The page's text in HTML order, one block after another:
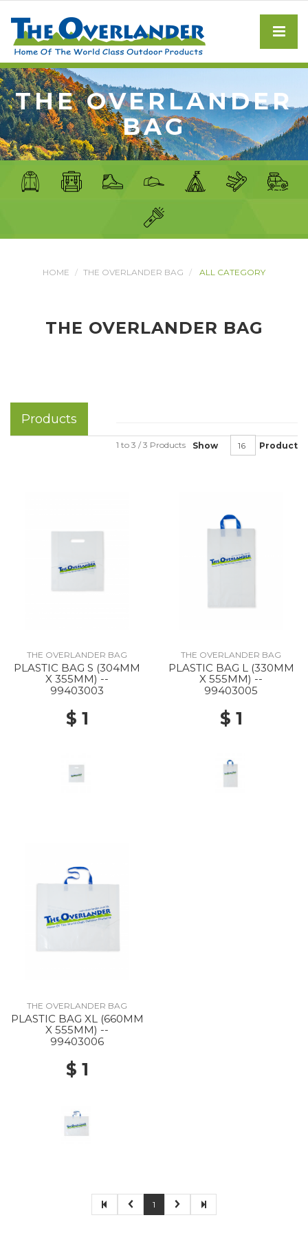
THE OVERLANDER
BAG
HOME THE OVERLANDER BAG ALL CATEGORY
THE OVERLANDER BAG
Products
Show Product
1 to 3 / 3 Products
THE OVERLANDER BAG
PLASTIC BAG S (304MM
X 355MM) --
99403003
$ 1
THE OVERLANDER BAG
PLASTIC BAG L (330MM
X 555MM) --
99403005
$ 1
THE OVERLANDER BAG
PLASTIC BAG XL (660MM
X 555MM) --
99403006
$ 1
1